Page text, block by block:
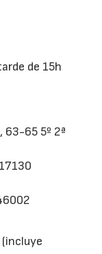
de 15h
63-65 5º 2ª